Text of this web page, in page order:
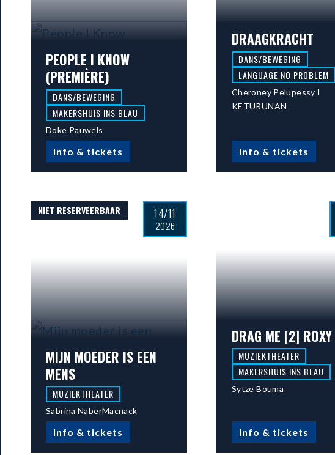
PEOPLE I KNOW
(PREMIÈRE)
DANS/BEWEGING
MAKERSHUIS INS BLAU
Doke Pauwels
Info & tickets
DRAAGKRACHT
DANS/BEWEGING
LANGUAGE NO PROBLEM
Cheroney Pelupessy I
KETURUNAN
Info & tickets
NIET RESERVEERBAAR 14/11
2026
MIJN MOEDER IS EEN
MENS
MUZIEKTHEATER
Sabrina NaberMacnack
Info & tickets
DRAG ME [2] ROXY
MUZIEKTHEATER
MAKERSHUIS INS BLAU
Sytze Bouma
Info & tickets